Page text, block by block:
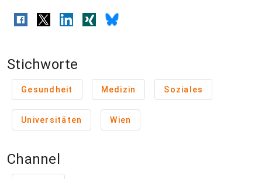
Stichworte
Gesundheit Medizin Soziales
Universitäten Wien
Channel